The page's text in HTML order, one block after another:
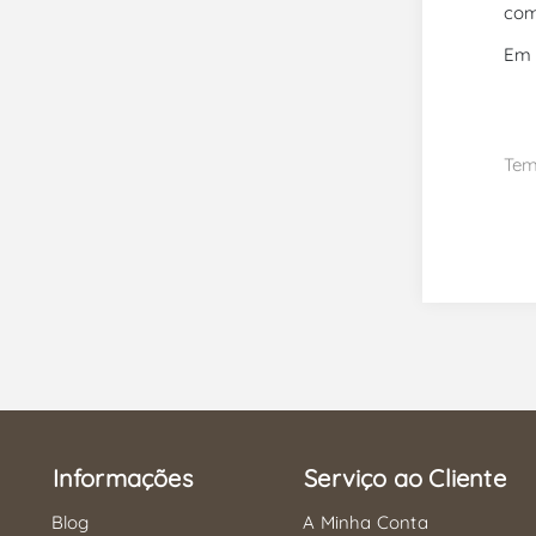
Informações
Blog
Serviço ao Cliente
A Minha Conta